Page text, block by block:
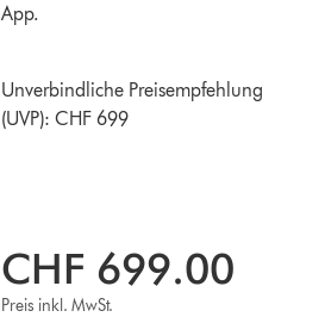
App.
Unverbindliche Preisempfehlung
(UVP): CHF 699
CHF 699.00
Preis inkl. MwSt.